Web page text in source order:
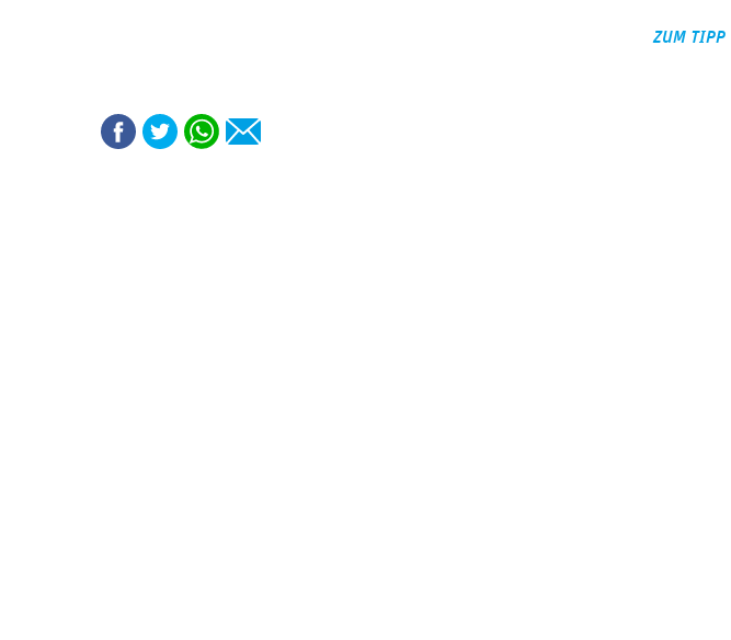
ZUM TIPP